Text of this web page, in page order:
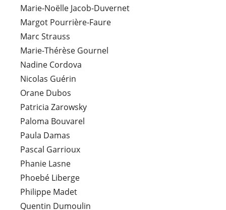
Marie-Noëlle Jacob-Duvernet
Margot Pourrière-Faure
Marc Strauss
Marie-Thérèse Gournel
Nadine Cordova
Nicolas Guérin
Orane Dubos
Patricia Zarowsky
Paloma Bouvarel
Paula Damas
Pascal Garrioux
Phanie Lasne
Phoebé Liberge
Philippe Madet
Quentin Dumoulin